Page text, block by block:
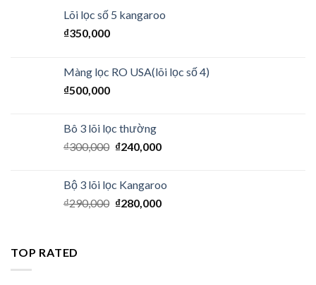
Lõi lọc số 5 kangaroo
₫350,000
Màng lọc RO USA(lõi lọc số 4)
₫500,000
Bô 3 lõi lọc thường
₫300,000 ₫240,000
Bộ 3 lõi lọc Kangaroo
₫290,000 ₫280,000
TOP RATED